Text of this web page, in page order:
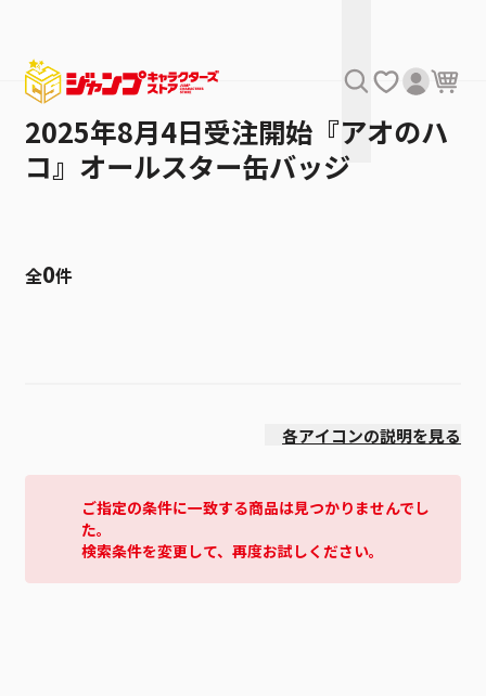
2025年8月4日受注開始『アオのハ
コ』オールスター缶バッジ
全0件
各アイコンの説明を見る
ご指定の条件に一致する商品は見つかりませんでし
た。
検索条件を変更して、再度お試しください。